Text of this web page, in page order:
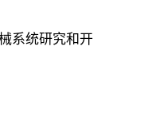
系统研究和开